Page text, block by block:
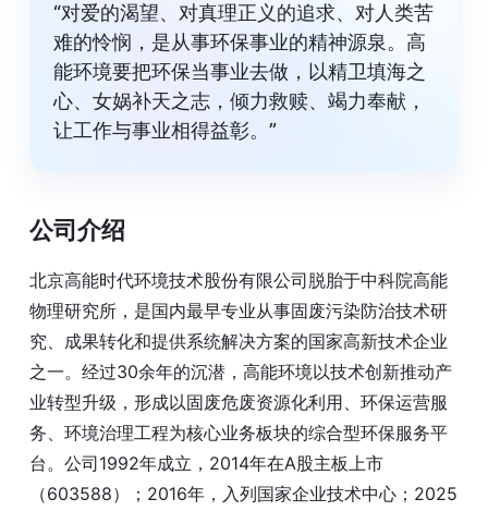
“对爱的渴望、对真理正义的追求、对人类苦
难的怜悯，是从事环保事业的精神源泉。高
能环境要把环保当事业去做，以精卫填海之
心、女娲补天之志，倾力救赎、竭力奉献，
让工作与事业相得益彰。”
公司介绍
北京高能时代环境技术股份有限公司脱胎于中科院高能
物理研究所，是国内最早专业从事固废污染防治技术研
究、成果转化和提供系统解决方案的国家高新技术企业
之一。经过30余年的沉潜，高能环境以技术创新推动产
业转型升级，形成以固废危废资源化利用、环保运营服
务、环境治理工程为核心业务板块的综合型环保服务平
台。公司1992年成立，2014年在A股主板上市
（603588）；2016年，入列国家企业技术中心；2025